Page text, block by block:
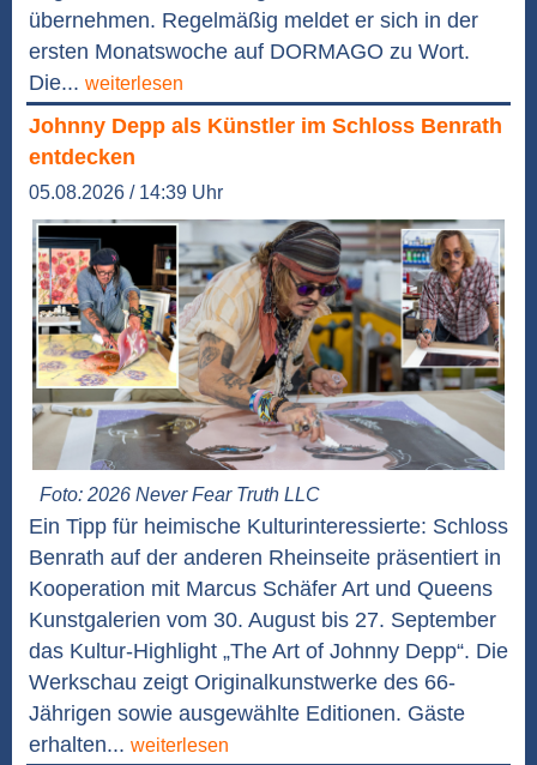
übernehmen. Regelmäßig meldet er sich in der
ersten Monatswoche auf DORMAGO zu Wort.
Die... weiterlesen
Johnny Depp als Künstler im Schloss Benrath
entdecken
05.08.2026 / 14:39 Uhr
Foto: 2026 Never Fear Truth LLC
Ein Tipp für heimische Kulturinteressierte: Schloss
Benrath auf der anderen Rheinseite präsentiert in
Kooperation mit Marcus Schäfer Art und Queens
Kunstgalerien vom 30. August bis 27. September
das Kultur-Highlight „The Art of Johnny Depp“. Die
Werkschau zeigt Originalkunstwerke des 66-
Jährigen sowie ausgewählte Editionen. Gäste
erhalten... weiterlesen